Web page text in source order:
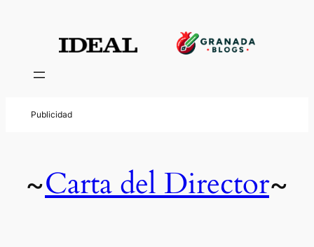
contenido
~Carta del Director~